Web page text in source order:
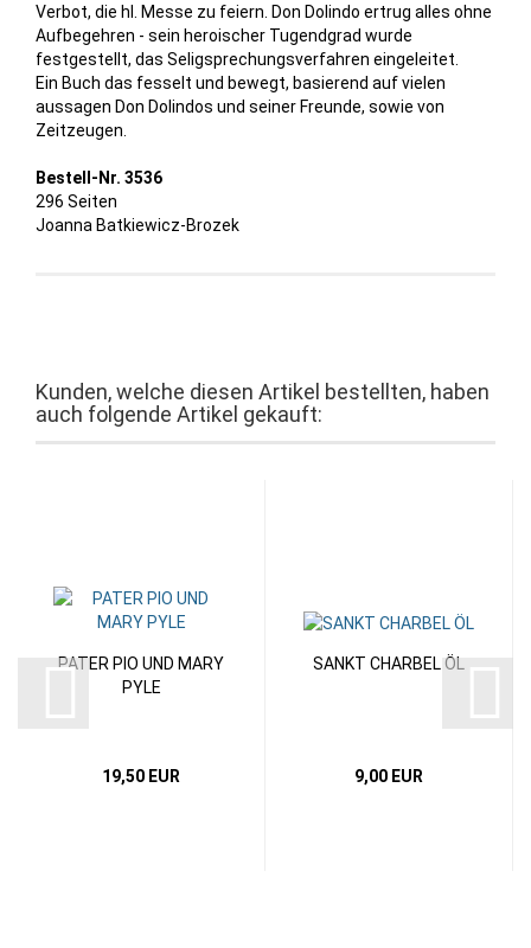
Verbot, die hl. Messe zu feiern. Don Dolindo ertrug alles ohne
Aufbegehren - sein heroischer Tugendgrad wurde
festgestellt, das Seligsprechungsverfahren eingeleitet.
Ein Buch das fesselt und bewegt, basierend auf vielen
aussagen Don Dolindos und seiner Freunde, sowie von
Zeitzeugen.
Bestell-Nr. 3536
296 Seiten
Joanna Batkiewicz-Brozek
Kunden, welche diesen Artikel bestellten, haben
auch folgende Artikel gekauft:
PATER PIO UND MARY
PYLE
19,50 EUR
SANKT CHARBEL ÖL
9,00 EUR